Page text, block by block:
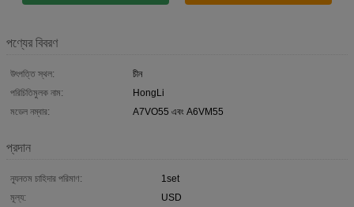
পণ্যের বিবরণ
উৎপত্তি স্থল:
চীন
পরিচিতিমুলক নাম:
HongLi
মডেল নম্বার:
A7VO55 এবং A6VM55
প্রদান
ন্যূনতম চাহিদার পরিমাণ:
1set
মূল্য:
USD